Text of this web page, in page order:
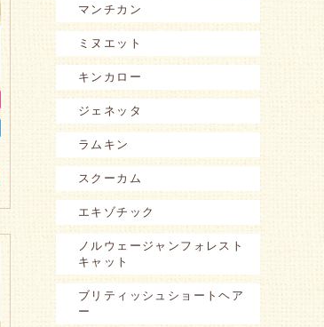
マンチカン
ミヌエット
キンカロー
ジェネッタ
ラムキン
スクーカム
エキゾチック
ノルウェージャンフォレスト
キャット
ブリティッシュショートヘア
ー